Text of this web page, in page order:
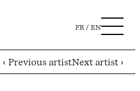
FR EN
‹ Previous artistNext artist ›